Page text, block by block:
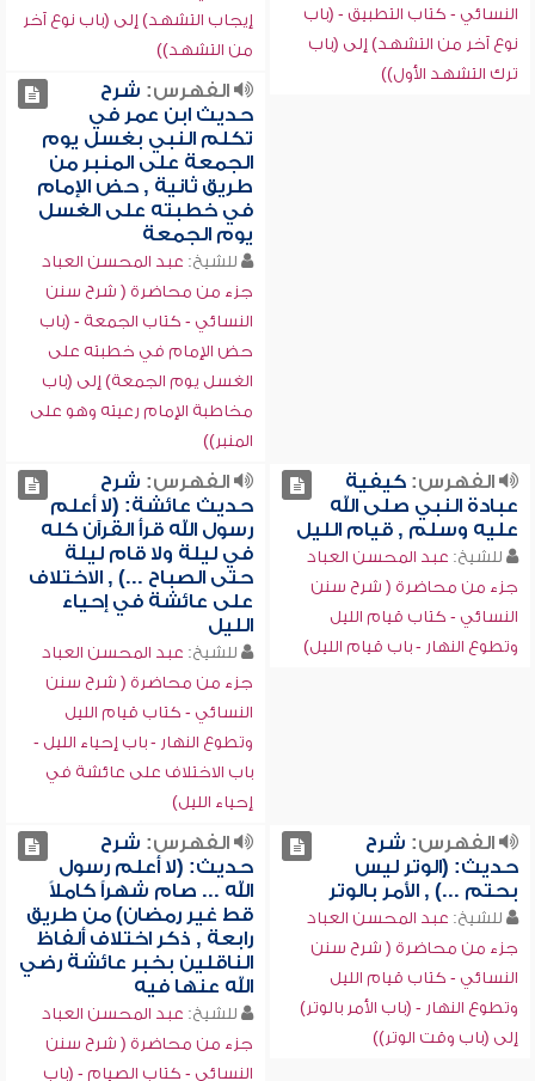
النسائي - كتاب التطبيق - (باب
نوع آخر من التشهد) إلى (باب
ترك التشهد الأول))
إيجاب التشهد) إلى (باب نوع آخر
من التشهد))
الفهرس: شرح
حديث ابن عمر في
تكلم النبي بغسل يوم
الجمعة على المنبر من
طريق ثانية , حض الإمام
في خطبته على الغسل
يوم الجمعة
للشيخ: عبد المحسن العباد
جزء من محاضرة ( شرح سنن
النسائي - كتاب الجمعة - (باب
حض الإمام في خطبته على
الغسل يوم الجمعة) إلى (باب
مخاطبة الإمام رعيته وهو على
المنبر))
الفهرس:كيفية
عبادة النبي صلى الله
عليه وسلم , قيام الليل
للشيخ: عبد المحسن العباد
جزء من محاضرة ( شرح سنن
النسائي - كتاب قيام الليل
وتطوع النهار - باب قيام الليل)
الفهرس: شرح
حديث عائشة: (لا أعلم
رسول الله قرأ القرآن كله
في ليلة ولا قام ليلة
حتى الصباح ...) , الاختلاف
على عائشة في إحياء
الليل
للشيخ: عبد المحسن العباد
جزء من محاضرة ( شرح سنن
النسائي - كتاب قيام الليل
وتطوع النهار - باب إحياء الليل -
باب الاختلاف على عائشة في
إحياء الليل)
الفهرس: شرح
حديث: (الوتر ليس
بحتم ...) , الأمر بالوتر
للشيخ: عبد المحسن العباد
جزء من محاضرة ( شرح سنن
النسائي - كتاب قيام الليل
وتطوع النهار - (باب الأمر بالوتر)
إلى (باب وقت الوتر))
الفهرس: شرح
حديث: (لا أعلم رسول
الله ... صام شهراً كاملاً
قط غير رمضان) من طريق
رابعة , ذكر اختلاف ألفاظ
الناقلين بخبر عائشة رضي
الله عنها فيه
للشيخ: عبد المحسن العباد
جزء من محاضرة ( شرح سنن
النسائي - كتاب الصيام - (باب